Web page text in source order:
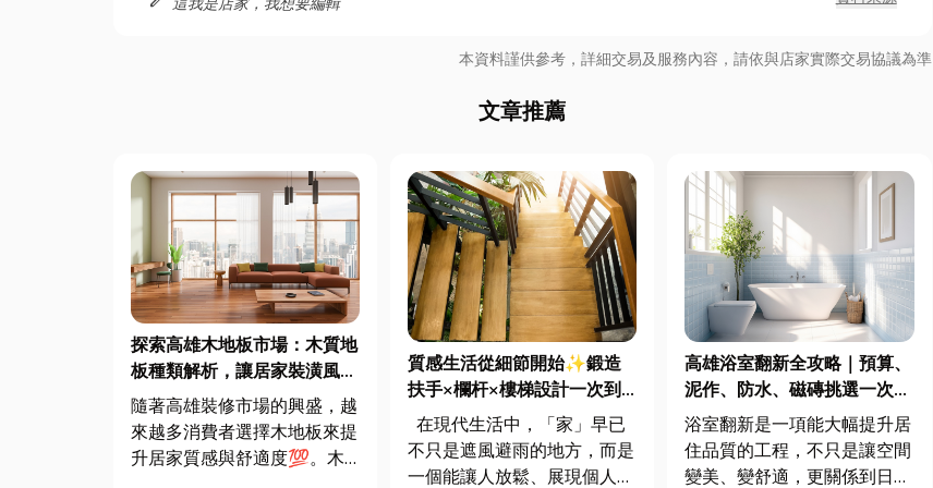
本資料謹供參考，詳細交易及服務內容，請依與店家實際交易協議為準
文章推薦
探索高雄木地板市場：木質地
板種類解析，讓居家裝潢風格
更Nice！
隨著高雄裝修市場的興盛，越
來越多消費者選擇木地板來提
升居家質感與舒適度💯。木
質感生活從細節開始✨鍛造
扶手×欄杆×樓梯設計一次到
位🏡
在現代生活中，「家」早已
不只是遮風避雨的地方，而是
一個能讓人放鬆、展現個人品
高雄浴室翻新全攻略｜預算、
泥作、防水、磁磚挑選一次搞
懂！
浴室翻新是一項能大幅提升居
住品質的工程，不只是讓空間
變美、變舒適，更關係到日常